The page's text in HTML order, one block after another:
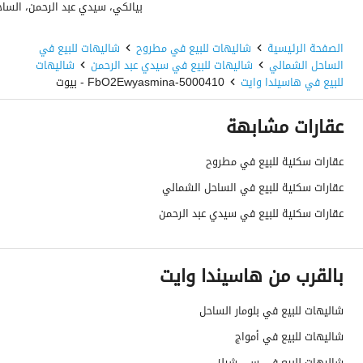
تواصل الآن لمعرفة أحدث الأسعار، المساحات المتاحة، وأنظمة
السداد والعروض الخاصة لفترة الإطلاق.
لو تحبي أقدر كمان أعمله:
* نسخة أقصر وأكثر احترافية
* نسخة باللهجة المصرية التسويقية القوية
* نسخة Luxury لفئة أعلى
الصفحة الرئيسية شاليهات للبيع في مطروح شاليهات للبيع في
الساحل الشمالي شاليهات للبيع في سيدي عبد الرحمن شاليهات
للبيع في هاسيندا وايت 5000410-FbO2Ewyasmina - بيوت
عقارات مشابهة
عقارات سكنية للبيع في مطروح
عقارات سكنية للبيع في الساحل الشمالي
عقارات سكنية للبيع في سيدي عبد الرحمن
بالقرب من هاسيندا وايت
شاليهات للبيع في بلومار الساحل
شاليهات للبيع في أمواج